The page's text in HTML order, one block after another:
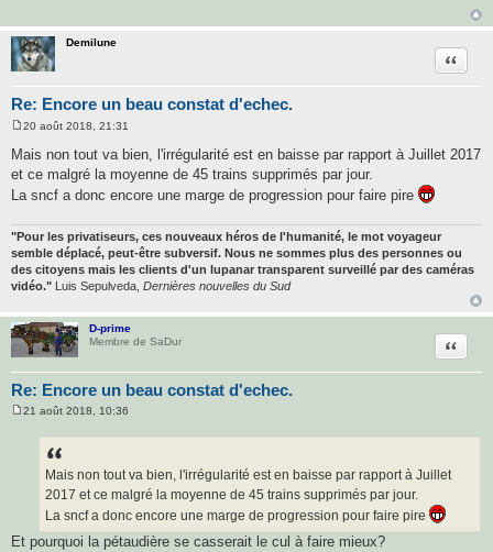
Demilune
Re: Encore un beau constat d'echec.
s
s
g
20 août 2018, 21:31
Mais non tout va bien, l'irrégularité est en baisse par rapport à Juillet 2017
et ce malgré la moyenne de 45 trains supprimés par jour.
La sncf a donc encore une marge de progression pour faire pire
"Pour les privatiseurs, ces nouveaux héros de l'humanité, le mot voyageur
semble déplacé, peut-être subversif. Nous ne sommes plus des personnes ou
des citoyens mais les clients d'un lupanar transparent surveillé par des caméras
vidéo." Luis Sepulveda, Dernières nouvelles du Sud
D-prime
Membre de SaDur
Re: Encore un beau constat d'echec.
21 août 2018, 10:36
Mais non tout va bien, l'irrégularité est en baisse par rapport à Juillet
2017 et ce malgré la moyenne de 45 trains supprimés par jour.
La sncf a donc encore une marge de progression pour faire pire
Et pourquoi la pétaudière se casserait le cul à faire mieux?